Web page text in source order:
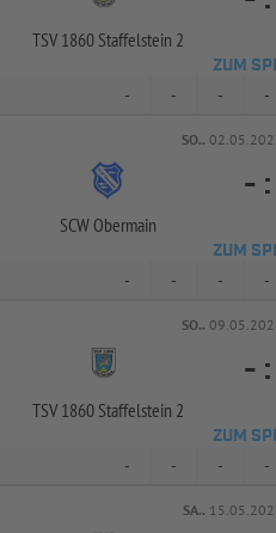
TSV 1860 Staffelstein 2
ZUM
- - - -
SO..
SCW Obermain
- :
ZUM
- - - -
SO..
TSV 1860 Staffelstein 2
- :
ZUM
- - - -
SA..